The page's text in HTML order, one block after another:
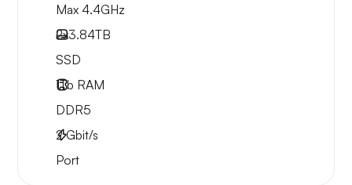
Max 4.4GHz
2x3.84TB
SSD
1Tb RAM
DDR5
2Gbit/s
Port